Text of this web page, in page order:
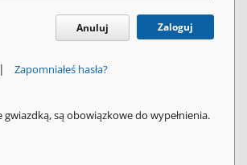
Anuluj Zaloguj
| Zapomniałeś hasła?
gwiazdką, są obowiązkowe do wypełnienia.